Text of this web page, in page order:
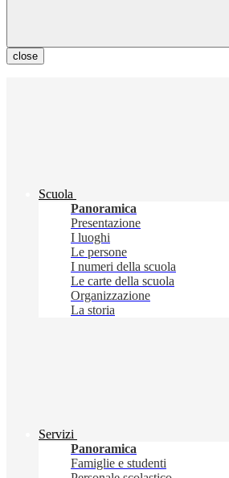
close
Scuola
Panoramica
Presentazione
I luoghi
Le persone
I numeri della scuola
Le carte della scuola
Organizzazione
La storia
Servizi
Panoramica
Famiglie e studenti